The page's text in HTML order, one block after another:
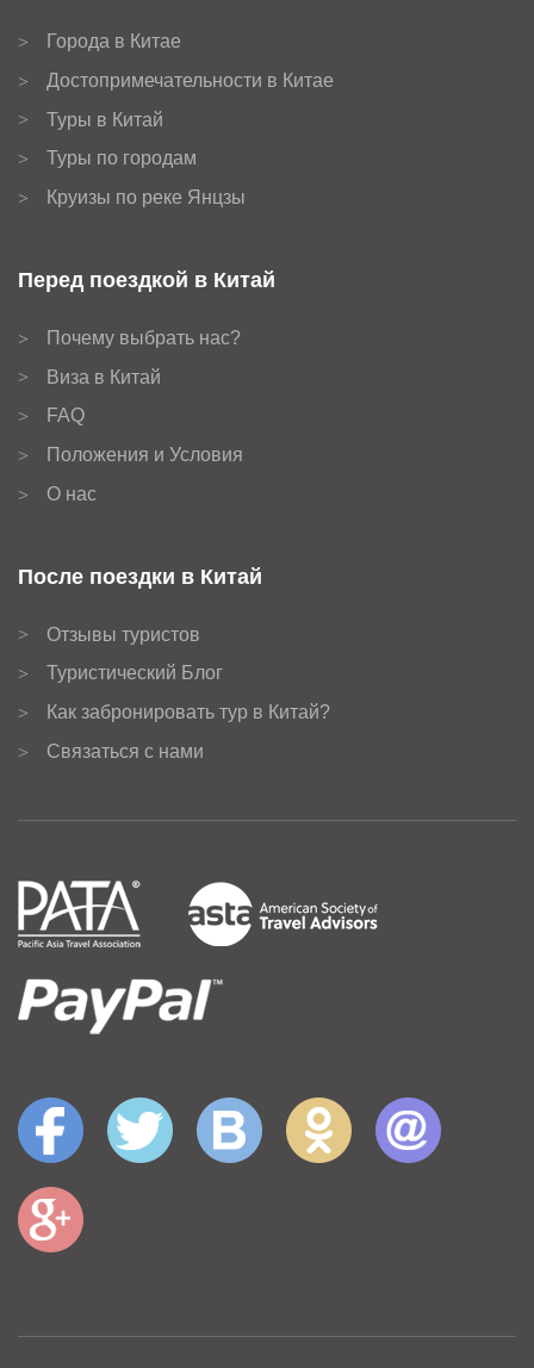
>
Города в Китае
>
Достопримечательности в Китае
>
Туры в Китай
>
Туры по городам
>
Круизы по реке Янцзы
Перед поездкой в Китай
>
Почему выбрать нас?
>
Виза в Китай
>
FAQ
>
Положения и Условия
>
О нас
После поездки в Китай
>
Отзывы туристов
>
Туристический Блог
>
Как забронировать тур в Китай?
>
Связаться с нами